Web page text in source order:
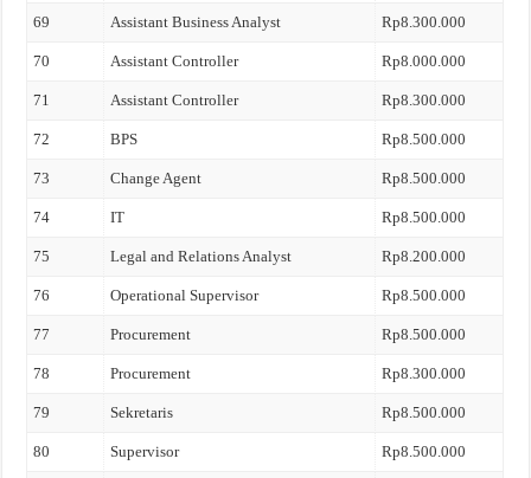
69 Assistant Business Analyst Rp8.300.000
70 Assistant Controller Rp8.000.000
71 Assistant Controller Rp8.300.000
72 BPS Rp8.500.000
73 Change Agent Rp8.500.000
74 IT Rp8.500.000
75 Legal and Relations Analyst Rp8.200.000
76 Operational Supervisor Rp8.500.000
77 Procurement Rp8.500.000
78 Procurement Rp8.300.000
79 Sekretaris Rp8.500.000
80 Supervisor Rp8.500.000